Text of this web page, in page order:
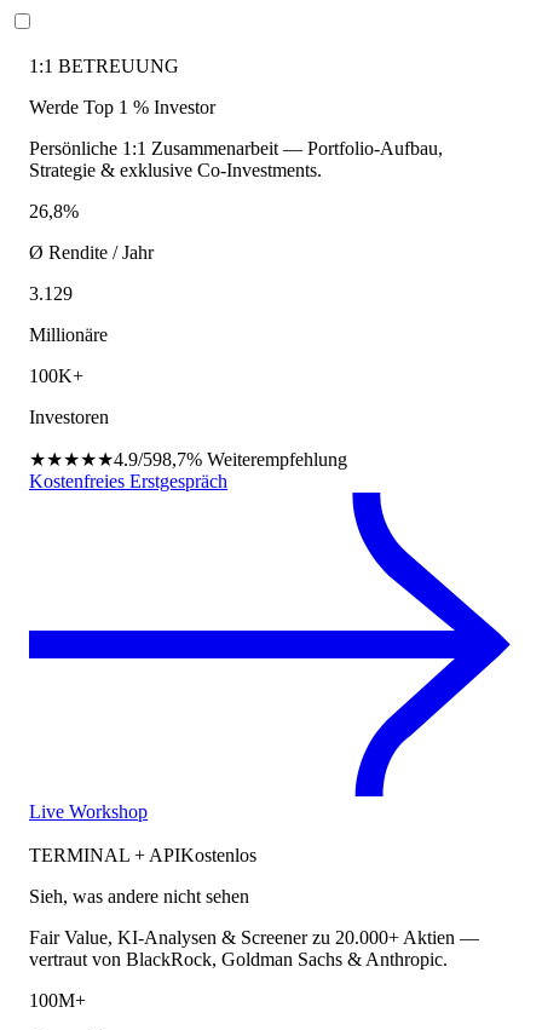
1:1 BETREUUNG
Werde Top 1 % Investor
Persönliche 1:1 Zusammenarbeit — Portfolio-Aufbau,
Strategie & exklusive Co-Investments.
26,8%
Ø Rendite / Jahr
3.129
Millionäre
100K+
Investoren
★★★★★4.9/598,7% Weiterempfehlung
Kostenfreies Erstgespräch
Live Workshop
TERMINAL + APIKostenlos
Sieh, was andere nicht sehen
Fair Value, KI-Analysen & Screener zu 20.000+ Aktien —
vertraut von BlackRock, Goldman Sachs & Anthropic.
100M+